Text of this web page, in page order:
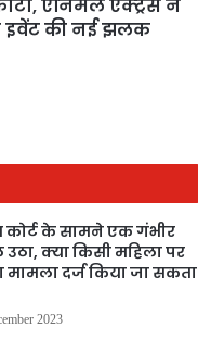
एनिमल एक्ट्रेस ने
इवेंट की नई झलक
कोर्ट के सामने एक गंभीर
क्या किसी महिला पर
मामला दर्ज किया जा सकता
2023